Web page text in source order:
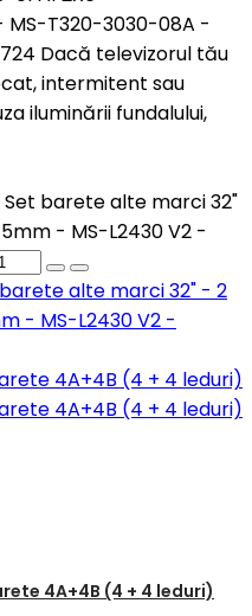
MS-T320-3030-08A -
Dacă televizorul tău
intermitent sau
iluminării fundalului,
barete alte marci 32"
- MS-L2430 V2 -
alte marci 32" - 2
- MS-L2430 V2 -
4A+4B (4 + 4 leduri)